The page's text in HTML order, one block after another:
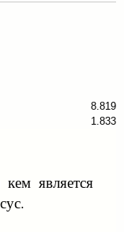
8.819
1.833
является